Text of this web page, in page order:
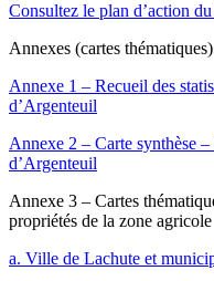
Consultez le plan d’action
Annexes (cartes thématiques)
Annexe 1 – Recueil des
d’Argenteuil
Annexe 2 – Carte synthèse
d’Argenteuil
Annexe 3 – Cartes
propriétés de la zone agricole
a. Ville de Lachute et